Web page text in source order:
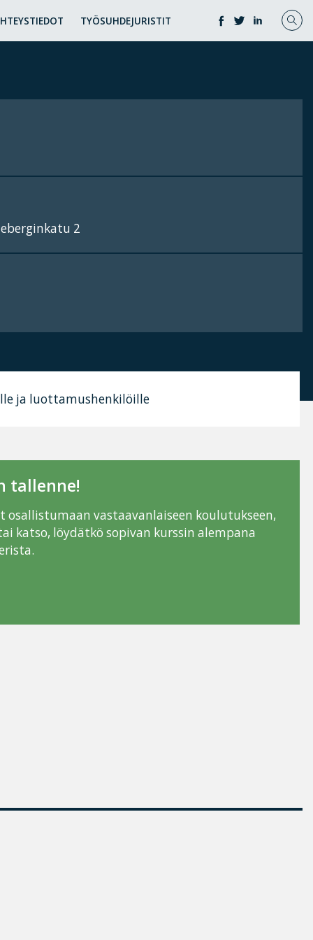
TYÖSUHDEJURISTIT
2
ja luottamushenkilöille
tallenne!
vastaavanlaiseen koulutukseen,
katso, löydätkö sopivan kurssin alempana